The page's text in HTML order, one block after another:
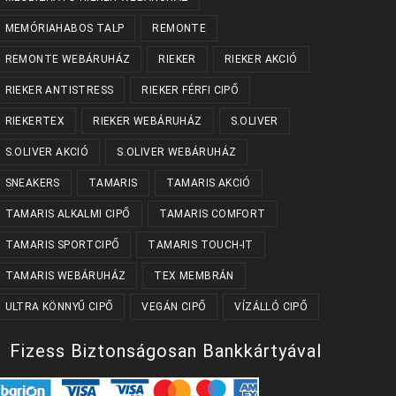
MEMÓRIAHABOS TALP REMONTE
REMONTE WEBÁRUHÁZ RIEKER RIEKER AKCIÓ
RIEKER ANTISTRESS RIEKER FÉRFI CIPŐ
RIEKERTEX RIEKER WEBÁRUHÁZ S.OLIVER
S.OLIVER AKCIÓ S.OLIVER WEBÁRUHÁZ
SNEAKERS TAMARIS TAMARIS AKCIÓ
TAMARIS ALKALMI CIPŐ TAMARIS COMFORT
TAMARIS SPORTCIPŐ TAMARIS TOUCH-IT
TAMARIS WEBÁRUHÁZ TEX MEMBRÁN
ULTRA KÖNNYŰ CIPŐ VEGÁN CIPŐ VÍZÁLLÓ CIPŐ
Fizess Biztonságosan Bankkártyával